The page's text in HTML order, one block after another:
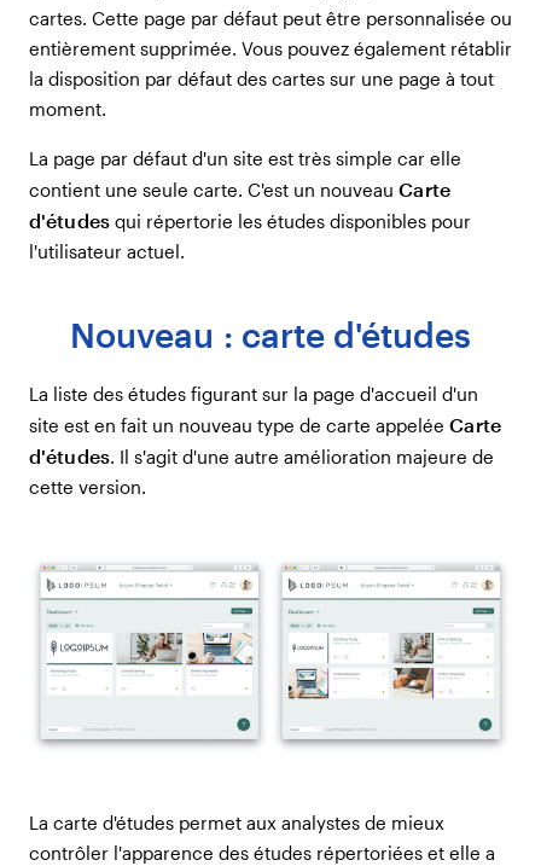
cartes. Cette page par défaut peut être personnalisée ou
entièrement supprimée. Vous pouvez également rétablir
la disposition par défaut des cartes sur une page à tout
moment.
La page par défaut d'un site est très simple car elle
contient une seule carte. C'est un nouveau Carte
d'études qui répertorie les études disponibles pour
l'utilisateur actuel.
Nouveau : carte d'études
La liste des études figurant sur la page d'accueil d'un
site est en fait un nouveau type de carte appelée Carte
d'études. Il s'agit d'une autre amélioration majeure de
cette version.
La carte d'études permet aux analystes de mieux
contrôler l'apparence des études répertoriées et elle a